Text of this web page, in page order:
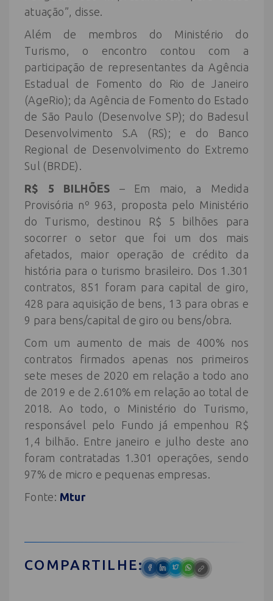
atuação”, disse.
Além de membros do Ministério do
Turismo, o encontro contou com a
participação de representantes da Agência
Estadual de Fomento do Rio de Janeiro
(AgeRio); da Agência de Fomento do Estado
de São Paulo (Desenvolve SP); do Badesul
Desenvolvimento S.A (RS); e do Banco
Regional de Desenvolvimento do Extremo
Sul (BRDE).
R$ 5 BILHÕES – Em maio, a Medida
Provisória nº 963, proposta pelo Ministério
do Turismo, destinou R$ 5 bilhões para
socorrer o setor que foi um dos mais
afetados, maior operação de crédito da
história para o turismo brasileiro. Dos 1.301
contratos, 851 foram para capital de giro,
428 para aquisição de bens, 13 para obras e
9 para bens/capital de giro ou bens/obra.
Com um aumento de mais de 400% nos
contratos firmados apenas nos primeiros
sete meses de 2020 em relação a todo ano
de 2019 e de 2.610% em relação ao total de
2018. Ao todo, o Ministério do Turismo,
responsável pelo Fundo já empenhou R$
1,4 bilhão. Entre janeiro e julho deste ano
foram contratadas 1.301 operações, sendo
97% de micro e pequenas empresas.
Fonte: Mtur
COMPARTILHE: